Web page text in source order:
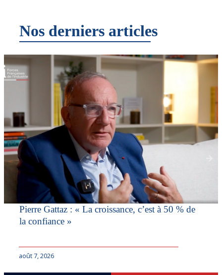
Nos derniers articles
Pierre Gattaz : « La croissance, c’est à 50 % de
la confiance »
août 7, 2026